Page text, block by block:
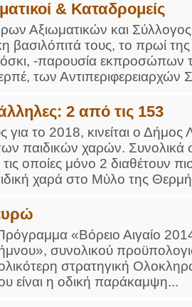
& Καταδρομείς
Αξιωματικών και
βασιλόπιτά τους, το πρωί
-παρουσία εκπροσώπων
των Αντιπεριφερειαρχών
2 από τις 153
το 2018, κινείται ο Δήμος
παιδικών χαρών.
οποίες μόνο 2 διαθέτουν
χαρά στο Μύλο της
«Βόρειο Αιγαίο
συνολικού
στρατηγική
είναι η οδική παράκαμψη...